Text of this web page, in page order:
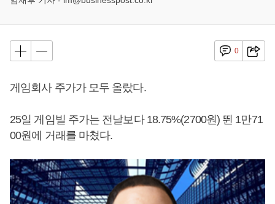
0
게임회사 주가가 모두 올랐다.
25일 게임빌 주가는 전날보다 18.75%(2700원) 뛴 1만71
00원에 거래를 마쳤다.